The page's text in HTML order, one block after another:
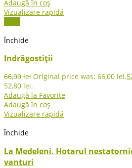
Adaugă în coș
Vizualizare rapidă
-20%
Închide
Indrăgostiții
66,00lei Original price was: 66,00 lei.
52,80 lei.
Adaugă la Favorite
Adaugă în coș
Vizualizare rapidă
Închide
La Medeleni. Hotarul
vanturi